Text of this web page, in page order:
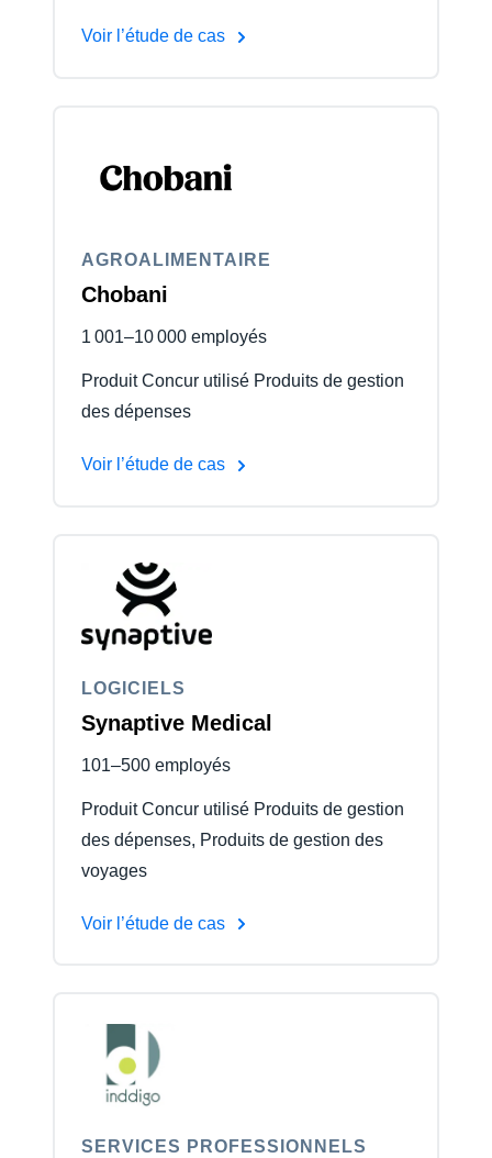
Voir l’étude de cas
AGROALIMENTAIRE
Chobani
1 001–10 000 employés
Produit Concur utilisé Produits de gestion
des dépenses
Voir l’étude de cas
LOGICIELS
Synaptive Medical
101–500 employés
Produit Concur utilisé Produits de gestion
des dépenses, Produits de gestion des
voyages
Voir l’étude de cas
SERVICES PROFESSIONNELS